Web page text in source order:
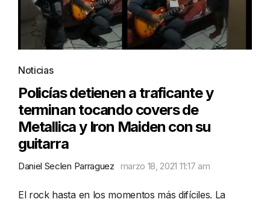
Noticias
Policías detienen a traficante y
terminan tocando covers de
Metallica y Iron Maiden con su
guitarra
Daniel Seclen Parraguez marzo 18, 2021 11:17 am
El rock hasta en los momentos más difíciles. La